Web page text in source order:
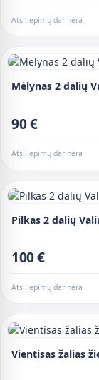
Atsiliepimų dar nėra
Mėlynas 2 dalių
90 €
Atsiliepimų dar nėra
Pilkas 2 dalių
100 €
Atsiliepimų dar nėra
Vientisas žalias